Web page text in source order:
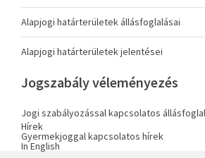
Alapjogi határterületek állásfoglalásai
Alapjogi határterületek jelentései
Jogszabály véleményezés
Jogi szabályozással kapcsolatos
Hírek
Gyermekjoggal kapcsolatos hírek
In English